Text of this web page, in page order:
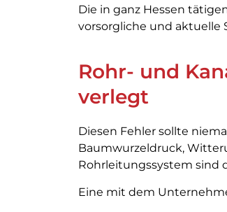
Die in ganz Hessen
vorsorgliche und aktuelle
Rohr- und
verlegt
Diesen Fehler sollte
Baumwurzeldruck,
Rohrleitungssystem sind
Eine mit dem